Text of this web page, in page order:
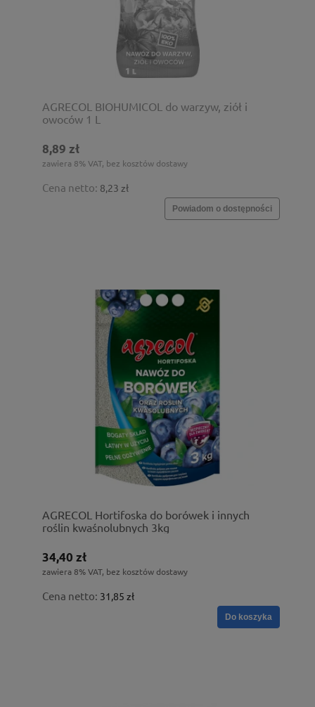
AGRECOL BIOHUMICOL do warzyw, ziół i
owoców 1 L
8,89 zł
zawiera 8% VAT, bez kosztów dostawy
Cena netto: 8,23 zł
Powiadom o dostępności
AGRECOL Hortifoska do borówek i innych
roślin kwaśnolubnych 3kg
34,40 zł
zawiera 8% VAT, bez kosztów dostawy
Cena netto: 31,85 zł
Do koszyka